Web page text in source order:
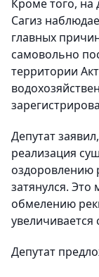
Кроме того,
Сагиз
главных
самовольно
территории
Депутат
реализация
оздоровлению
затянулся.
обмелению
Депутат